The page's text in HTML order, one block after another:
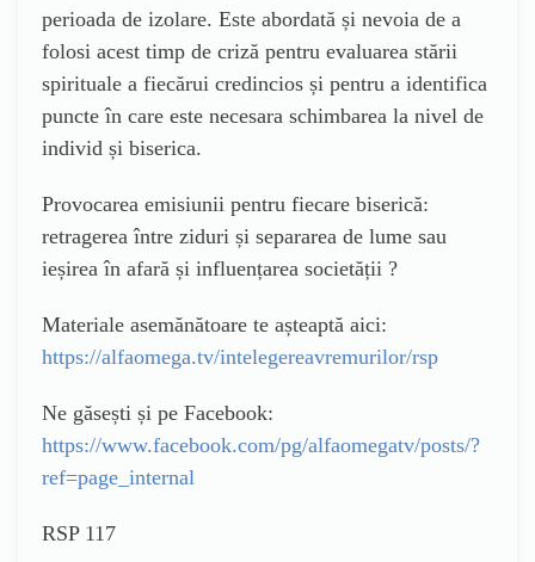
perioada de izolare. Este abordată și nevoia de a
folosi acest timp de criză pentru evaluarea stării
spirituale a fiecărui credincios și pentru a identifica
puncte în care este necesara schimbarea la nivel de
individ și biserica.
Provocarea emisiunii pentru fiecare biserică:
retragerea între ziduri și separarea de lume sau
ieșirea în afară și influențarea societății ?
Materiale asemănătoare te așteaptă aici:
https://alfaomega.tv/intelegereavremurilor/rsp
Ne găsești și pe Facebook:
https://www.facebook.com/pg/alfaomegatv/posts/?
ref=page_internal
RSP 117